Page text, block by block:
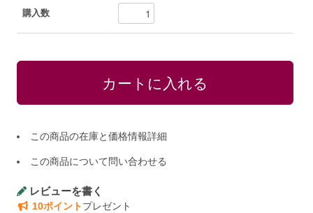
購入数
この商品の在庫と価格情報詳細
この商品について問い合わせる
レビューを書く
10ポイントプレゼント